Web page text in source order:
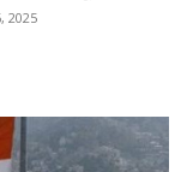
2025